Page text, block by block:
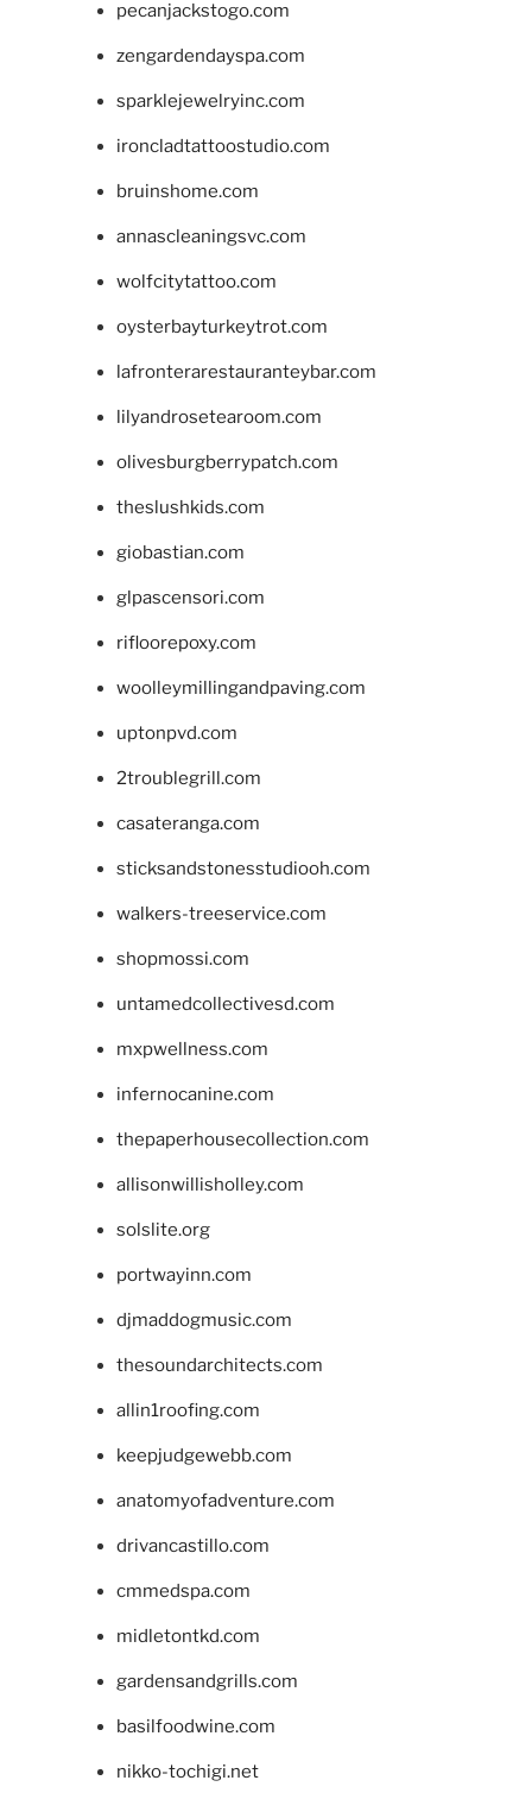
pecanjackstogo.com
zengardendayspa.com
sparklejewelryinc.com
ironcladtattoostudio.com
bruinshome.com
annascleaningsvc.com
wolfcitytattoo.com
oysterbayturkeytrot.com
lafronterarestauranteybar.com
lilyandrosetearoom.com
olivesburgberrypatch.com
theslushkids.com
giobastian.com
glpascensori.com
rifloorepoxy.com
woolleymillingandpaving.com
uptonpvd.com
2troublegrill.com
casateranga.com
sticksandstonesstudiooh.com
walkers-treeservice.com
shopmossi.com
untamedcollectivesd.com
mxpwellness.com
infernocanine.com
thepaperhousecollection.com
allisonwillisholley.com
solslite.org
portwayinn.com
djmaddogmusic.com
thesoundarchitects.com
allin1roofing.com
keepjudgewebb.com
anatomyofadventure.com
drivancastillo.com
cmmedspa.com
midletontkd.com
gardensandgrills.com
basilfoodwine.com
nikko-tochigi.net